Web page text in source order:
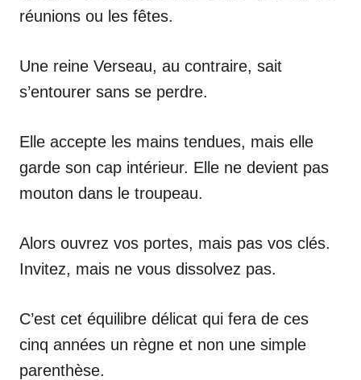
réunions ou les fêtes.
Une reine Verseau, au contraire, sait
s’entourer sans se perdre.
Elle accepte les mains tendues, mais elle
garde son cap intérieur. Elle ne devient pas
mouton dans le troupeau.
Alors ouvrez vos portes, mais pas vos clés.
Invitez, mais ne vous dissolvez pas.
C’est cet équilibre délicat qui fera de ces
cinq années un règne et non une simple
parenthèse.